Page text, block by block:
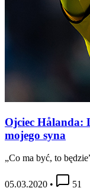
Ojciec Hålanda:
mojego syna
„Co ma być, to
05.03.2020 •
51